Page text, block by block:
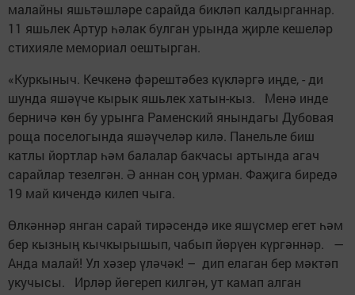
малайны яшьтәшләре сарайда бикләп калдырганнар.
11 яшьлек Артур һәлак булган урында җирле кешеләр
стихияле мемориал оештырган.
«Куркыныч. Кечкенә фәрештәбез күкләргә иңде, - ди
шунда яшәүче кырык яшьлек хатын-кыз. Менә инде
берничә көн бу урынга Раменский янындагы Дубовая
роща поселогында яшәүчеләр килә. Панельле биш
катлы йортлар һәм балалар бакчасы артында агач
сарайлар тезелгән. Ә аннан соң урман. Фаҗига биредә
19 май кичендә килеп чыга.
Өлкәннәр янган сарай тирәсендә ике яшүсмер егет һәм
бер кызның кычкырышып, чабып йөрүен күргәннәр. —
Анда малай! Ул хәзер үләчәк! – дип елаган бер мәктәп
укучысы. Ирләр йөгереп килгән, ут камап алган